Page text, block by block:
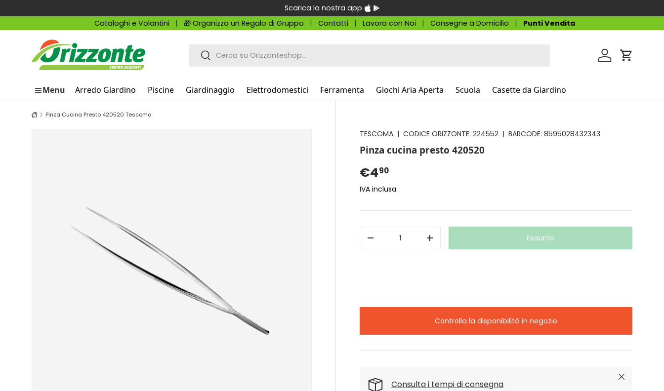
Passa ai contenuti
Scarica la nostra app
Cataloghi e Volantini
🎁 Organizza un Regalo di Gruppo Contatti Lavora con Noi Consegne a Domicilio Punti Vendita
Cerca
Cerca AccediCarrello
Menu Arredo Giardino Piscine Giardinaggio Elettrodomestici Ferramenta Giochi Aria Aperta Scuola Casette da Giardino
Pinza Cucina Presto 420520 Tescoma
TESCOMA | CODICE ORIZZONTE: 224552 | BARCODE: 8595028432343
Pinza cucina presto 420520
€490
IVA inclusa
-
+ Esaurito
Controlla la disponibilità in negozio
Consulta i tempi di consegna
Chiudi